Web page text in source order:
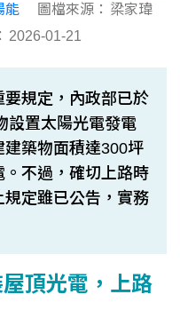
能 圖檔來源： 梁家瑋
2026-01-21
規定，內政部已於
設置太陽光電發電
築物面積達300坪
不過，確切上路時
規定雖已公告，實務
頂光電，上路